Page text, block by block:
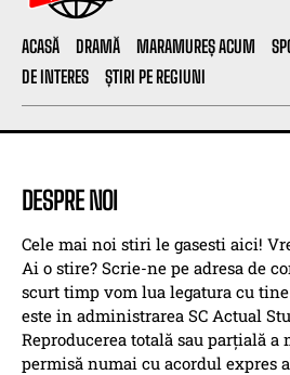
ACASĂ DRAMĂ MARAMUREȘ ACUM
DE INTERES
ȘTIRI PE REGIUNI
DESPRE NOI
Cele mai noi stiri le gasesti aici!
Ai o stire? Scrie-ne pe adresa de
scurt timp vom lua legatura cu
este in administrarea SC Actual
Reproducerea totală sau parțială a
permisă numai cu acordul expres